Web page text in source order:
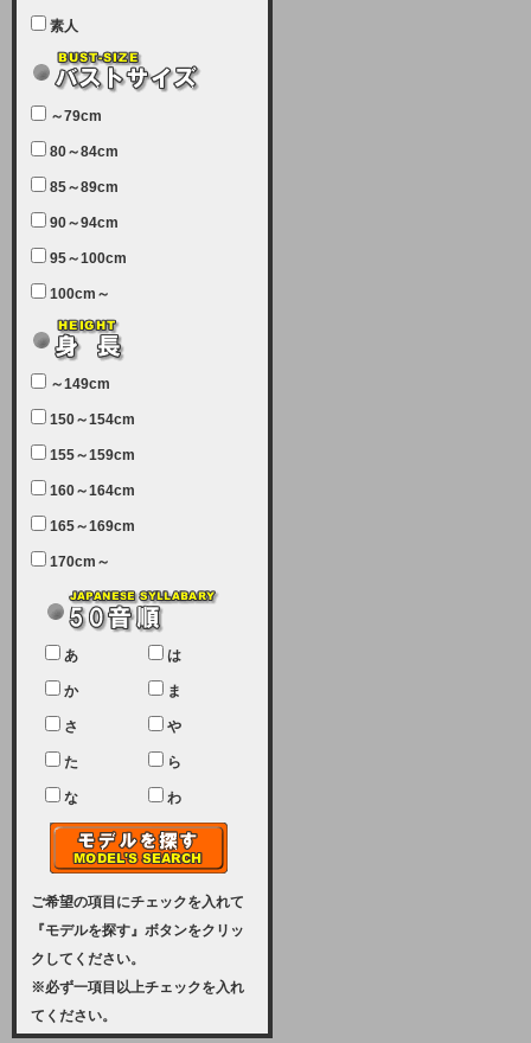
本日、サーバーメンテナンスのため
ユーザー様には大変ご迷惑をおかけ
しました。無事、メンテナンスが完
致します。
2025-06-11 (水)
【サーバーメンテナンス実施につい
7月5日（土曜日）午前7：00から午
テナンスを実施します。ユーザー様
にはご迷惑をおかけしますがご理解
いただけます様、宜しくお願い致し
【クレジットカード決済について
②】
現在、クレジットカード決済はJCB
のみになっております。大変ご迷惑
キャシュでの決済は可能ですので、
宜しくお願い致します。
2024-02-23 (金)
【クレジットカード決済について】
只今、クレジットカード会社の都合
により決済ができない状況です。
ユーザー様には、大変ご迷惑をおか
けいたしまして申し訳ございませ
ん。
2023-08-31 (木)
【サーバーメンテナンス実施のお知
らせ】
2023年 9月10日（日曜日）午前8：
サーバーメンテナンスを実施いたし
ます。その為、アクセスはできませ
素人
～79cm
80～84cm
85～89cm
90～94cm
95～100cm
100cm～
～149cm
150～154cm
155～159cm
160～164cm
165～169cm
170cm～
あ は
か ま
さ や
た ら
な わ
ご希望の項目にチェックを入れて
『モデルを探す』ボタンをクリッ
クしてください。
※必ず一項目以上チェックを入れ
てください。